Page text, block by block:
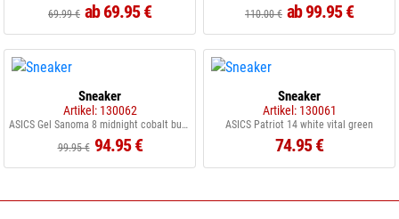
69.99 € ab 69.95 €
110.00 € ab 99.95 €
Sneaker
Artikel: 130062
ASICS Gel Sanoma 8 midnight cobalt burst
99.95 € 94.95 €
Sneaker
Artikel: 130061
ASICS Patriot 14 white vital green
74.95 €